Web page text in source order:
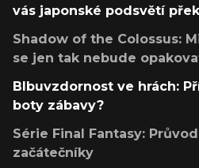
vás japonské podsvětí
Shadow of the Colossus:
se jen tak nebude
Blbuvzdornost ve hrách:
boty zábavy?
Série Final Fantasy:
začátečníky